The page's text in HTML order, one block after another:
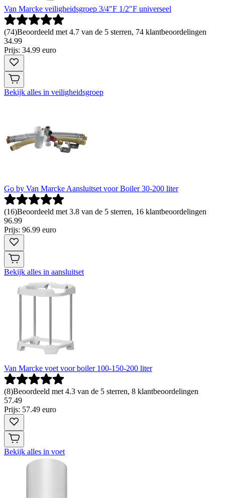
Van Marcke veiligheidsgroep 3/4"F 1/2"F universeel
(74)Beoordeeld met 4.7 van de 5 sterren, 74 klantbeoordelingen
34.99
Prijs: 34.99 euro
Bekijk alles in veiligheidsgroep
Go by Van Marcke Aansluitset voor Boiler 30-200 liter
(16)Beoordeeld met 3.8 van de 5 sterren, 16 klantbeoordelingen
96.99
Prijs: 96.99 euro
Bekijk alles in aansluitset
Van Marcke voet voor boiler 100-150-200 liter
(8)Beoordeeld met 4.3 van de 5 sterren, 8 klantbeoordelingen
57.49
Prijs: 57.49 euro
Bekijk alles in voet